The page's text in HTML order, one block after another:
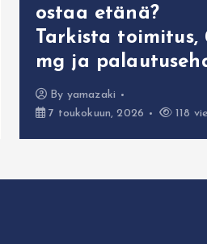
ostaa etänä?
Tarkista toimitus,
mg ja
By yamazaki
7 toukokuun, 2026
118